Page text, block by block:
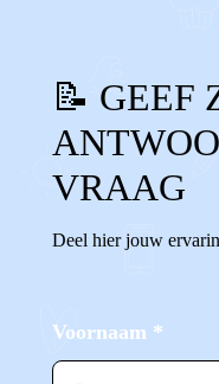
📝 GEEF
VRAAG
Deel hier jouw
Voornaam *